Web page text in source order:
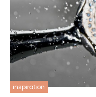
inspiration